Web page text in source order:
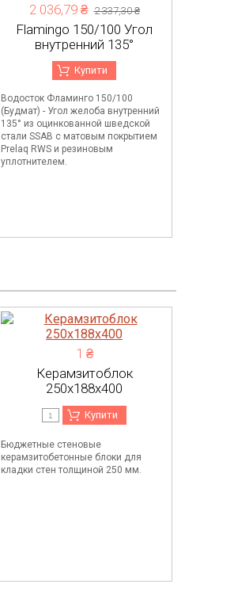
2 036,79 ₴2 337,30 ₴
Flamingo 150/100 Угол
внутренний 135°
Купити
Водосток Фламинго 150/100
(Будмат) - Угол желоба внутренний
135° из оцинкованной шведской
стали SSAB с матовым покрытием
Prelaq RWS и резиновым
уплотнителем.
1 ₴
Керамзитоблок
250х188х400
Купити
Бюджетные стеновые
керамзитобетонные блоки для
кладки стен толщиной 250 мм.